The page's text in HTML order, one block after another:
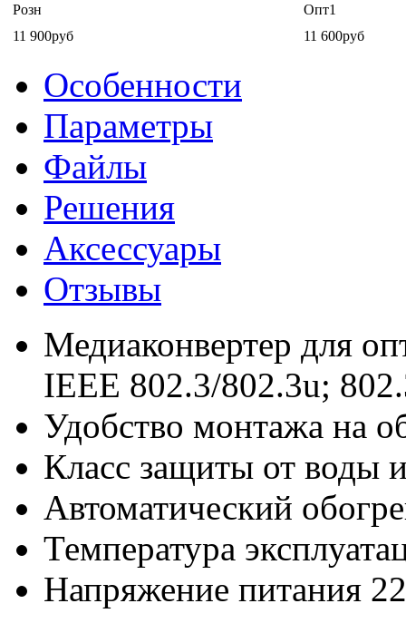
Розн
Опт1
11 900руб
11 600руб
Особенности
Параметры
Файлы
Решения
Аксессуары
Отзывы
Медиаконвертер для
IEEE 802.3/802.3u;
Удобство монтажа на
Класс защиты от воды
Автоматический
Температура
Напряжение питания